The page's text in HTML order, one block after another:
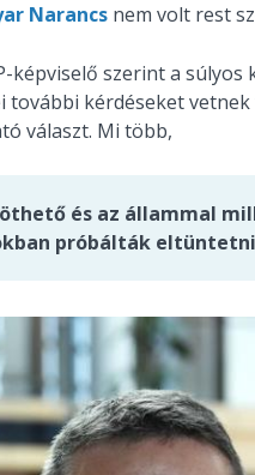
Narancs nem volt rest
képviselő szerint a
kérdéseket
választ. Mi több,
és az állammal
próbálták